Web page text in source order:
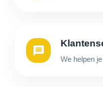
We helpen